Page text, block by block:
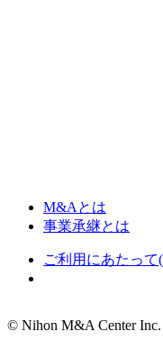
M&Aとは
事業承継とは
ご利用にあたっ
© Nihon M&A Center Inc.